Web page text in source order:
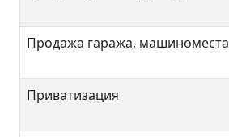
Продажа гаража, машиноместа
Приватизация